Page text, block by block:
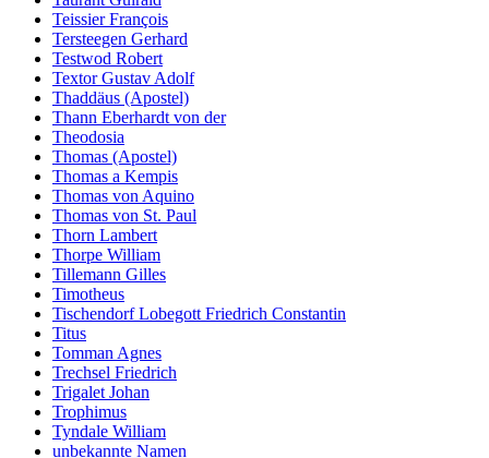
Teissier François
Tersteegen Gerhard
Testwod Robert
Textor Gustav Adolf
Thaddäus (Apostel)
Thann Eberhardt von der
Theodosia
Thomas (Apostel)
Thomas a Kempis
Thomas von Aquino
Thomas von St. Paul
Thorn Lambert
Thorpe William
Tillemann Gilles
Timotheus
Tischendorf Lobegott Friedrich Constantin
Titus
Tomman Agnes
Trechsel Friedrich
Trigalet Johan
Trophimus
Tyndale William
unbekannte Namen